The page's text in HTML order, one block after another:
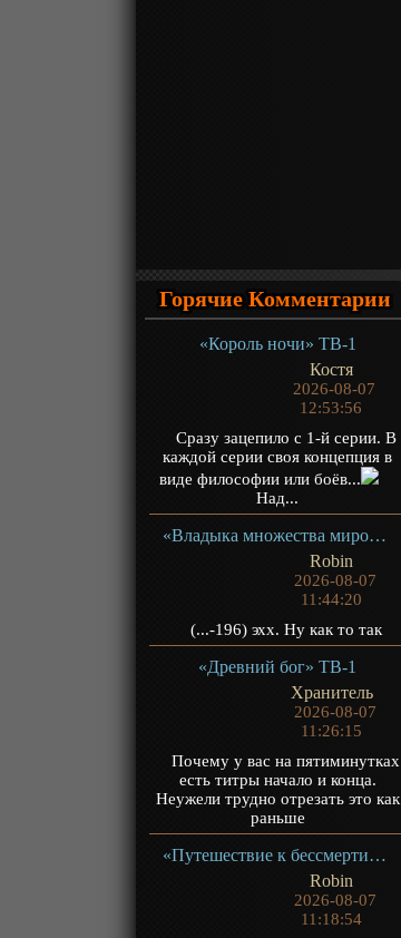
Горячие Комментарии
«Король ночи» ТВ-1
Костя
2026-08-07
12:53:56
Сразу зацепило с 1-й серии. В
каждой серии своя концепция в
виде философии или боёв...
Над...
«Владыка множества миров 3» ТВ-3
Robin
2026-08-07
11:44:20
(...-196) эхх. Ну как то так
«Древний бог» ТВ-1
Хранитель
2026-08-07
11:26:15
Почему у вас на пятиминутках
есть титры начало и конца.
Неужели трудно отрезать это как
раньше
«Путешествие к бессмертию 5» ТВ-5
Robin
2026-08-07
11:18:54